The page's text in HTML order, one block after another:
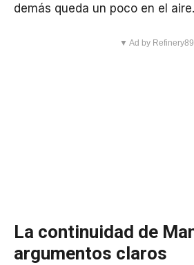
demás queda un poco en el aire.
▼ Ad by Refinery89
La continuidad de
argumentos claros